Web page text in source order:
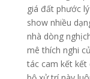
giá đất phước
show nhiều
nhà dòng
mê thích nghi
tác cam kết kết